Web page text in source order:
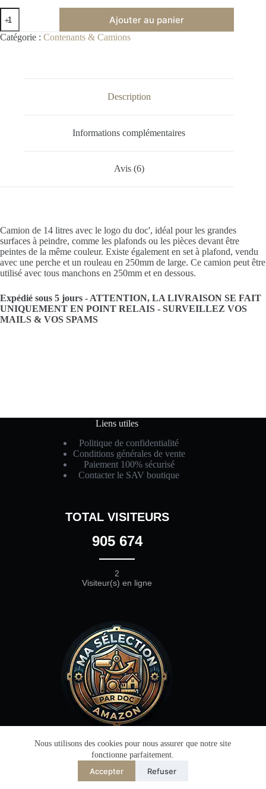
Nous utilisons des cookies pour nous assurer que notre site
fonctionne parfaitement.
Accepter Refuser
Ajouter au panier
A
Catégorie : Contenants & Camions
Description
Informations complémentaires
Avis (6)
Camion de 14 litres avec le logo du doc', idéal pour les grandes
surfaces à peindre, comme les plafonds ou les pièces devant être
peintes de la même couleur. Existe également en set à plafond, vendu
avec une perche et un rouleau en 250mm de large. Ce camion peut être
utilisé avec tous manchons en 250mm et en dessous.
Expédié sous 5 jours - ATTENTION, LA LIVRAISON SE FAIT
UNIQUEMENT EN POINT RELAIS - SURVEILLEZ VOS
MAILS & VOS SPAMS
Liens utiles
Politique de confidentialité
Conditions générales de vente
Paiement 100% sécurisé
Contacter le SAV boutique
TOTAL VISITEURS
905 674
2
Visiteur(s) en ligne
Retrouvez les produits Amazon
testés dans mes vidéos
YouTube
💬 Besoin d'aide ?